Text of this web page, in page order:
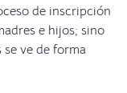
de inscripción
e hijos; sino
ve de forma